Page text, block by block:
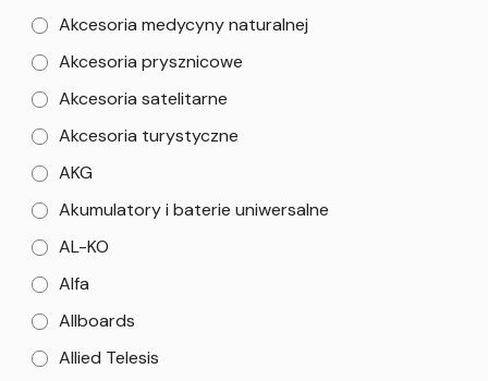
Akcesoria medycyny naturalnej
Akcesoria prysznicowe
Akcesoria satelitarne
Akcesoria turystyczne
AKG
Akumulatory i baterie uniwersalne
AL-KO
Alfa
Allboards
Allied Telesis